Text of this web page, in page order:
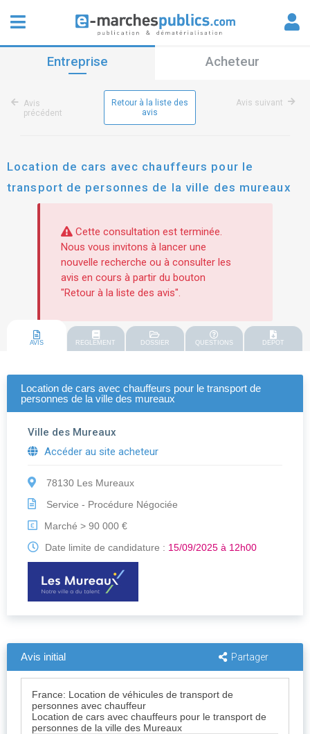
Entreprise Acheteur
Avis
précédent
Retour à la liste des
avis
Avis suivant
Location de cars avec chauffeurs pour le
transport de personnes de la ville des mureaux
Cette consultation est terminée.
Nous vous invitons à lancer une
nouvelle recherche ou à consulter les
avis en cours à partir du bouton
"Retour à la liste des avis".
AVIS REGLEMENT DOSSIER QUESTIONS DEPOT
Location de cars avec chauffeurs pour le transport de
personnes de la ville des mureaux
Ville des Mureaux
Accéder au site acheteur
78130 Les Mureaux
Service - Procédure Négociée
€
Marché > 90 000 €
Date limite de candidature : 15/09/2025 à 12h00
Avis initial Partager
France: Location de véhicules de transport de
personnes avec chauffeur
Location de cars avec chauffeurs pour le transport de
personnes de la ville des Mureaux